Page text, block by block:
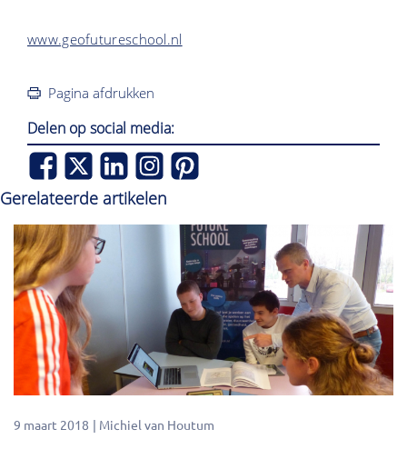
www.geofutureschool.nl
Pagina afdrukken
Delen op social media:
Gerelateerde artikelen
9 maart 2018 Michiel van Houtum